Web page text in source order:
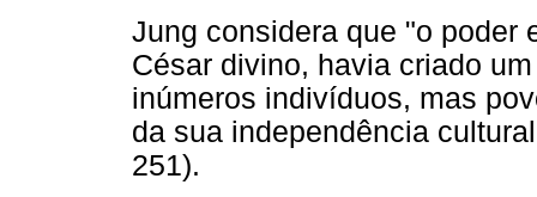
Jung considera que "o poder
César divino, havia criado
inúmeros indivíduos, mas
da sua independência
251).